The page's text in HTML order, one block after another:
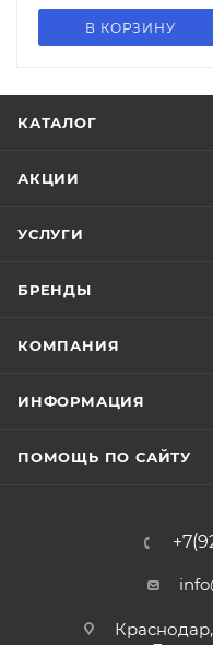
В КОРЗИНУ
КАТАЛОГ
АКЦИИ
УСЛУГИ
БРЕНДЫ
КОМПАНИЯ
ИНФОРМАЦИЯ
ПОМОЩЬ ПО САЙТУ